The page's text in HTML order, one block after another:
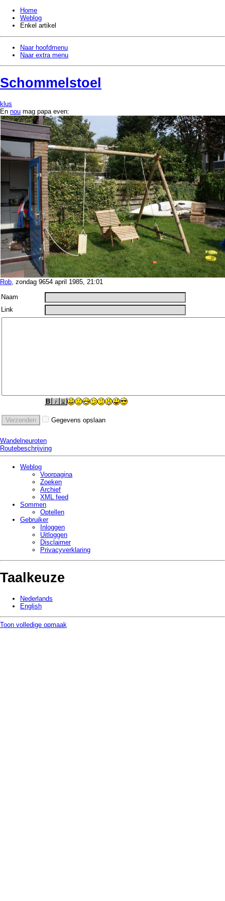
Home
Weblog
Enkel artikel
Naar hoofdmenu
Naar extra menu
Schommelstoel
klus
En nou mag papa even:
Rob, zondag 9654 april 1985, 21:01
Naam
Link
Gegevens opslaan
Wandelneuroten
Routebeschrijving
Weblog
Voorpagina
Zoeken
Archief
XML feed
Sommen
Optellen
Gebruiker
Inloggen
Uitloggen
Disclaimer
Privacy­verklaring
Taalkeuze
Nederlands
English
Toon volledige opmaak